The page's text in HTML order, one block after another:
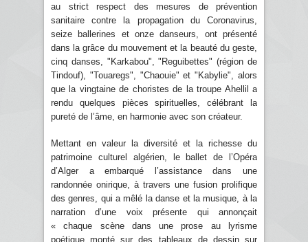
au strict respect des mesures de prévention
sanitaire contre la propagation du Coronavirus,
seize ballerines et onze danseurs, ont présenté
dans la grâce du mouvement et la beauté du geste,
cinq danses, "Karkabou", "Reguibettes" (région de
Tindouf), "Touaregs", "Chaouie" et "Kabylie", alors
que la vingtaine de choristes de la troupe Ahellil a
rendu quelques pièces spirituelles, célébrant la
pureté de l’âme, en harmonie avec son créateur.
Mettant en valeur la diversité et la richesse du
patrimoine culturel algérien, le ballet de l’Opéra
d’Alger a embarqué l’assistance dans une
randonnée onirique, à travers une fusion prolifique
des genres, qui a mêlé la danse et la musique, à la
narration d’une voix présente qui annonçait
« chaque scène dans une prose au lyrisme
poétique monté sur des tableaux de dessin sur